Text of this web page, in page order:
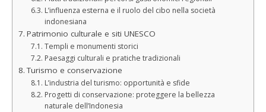
L’influenza esterna e il ruolo del cibo nella società
indonesiana
Patrimonio culturale e siti UNESCO
Templi e monumenti storici
Paesaggi culturali e pratiche tradizionali
Turismo e conservazione
L’industria del turismo: opportunità e sfide
Progetti di conservazione: proteggere la bellezza
naturale dell’Indonesia